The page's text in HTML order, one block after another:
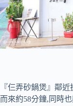
『仨弄砂鍋煲』鄰
而來約58分鐘,同時